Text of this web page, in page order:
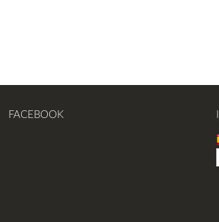
FACEBOOK